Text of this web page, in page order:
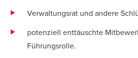
Verwaltungsrat und andere
potenziell enttäuschte
Führungsrolle.